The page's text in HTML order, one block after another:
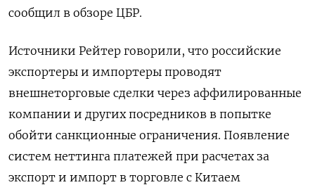
сообщил в обзоре ЦБР.
Источники Рейтер говорили, что российские
экспортеры и импортеры проводят
внешнеторговые сделки через аффилированные
компании и других посредников в попытке
обойти санкционные ограничения. Появление
систем неттинга платежей при расчетах за
экспорт и импорт в торговле с Китаем